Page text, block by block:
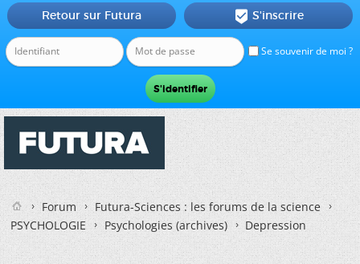
Se souvenir de moi ?
Retour sur Futura  S'inscrire
Forum
Futura-Sciences : les forums de la science
PSYCHOLOGIE
Psychologies (archives) Depression